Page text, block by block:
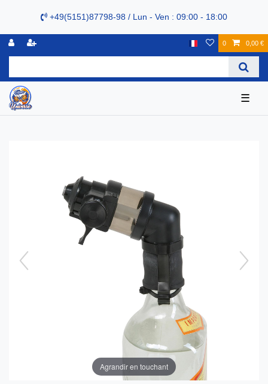
+49(5151)87798-98 / Lun - Ven : 09:00 - 18:00
0 0,00 €
☰
Agrandir en touchant